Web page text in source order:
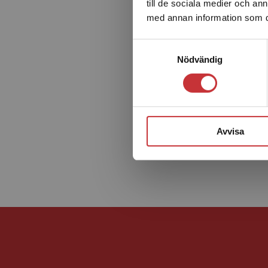
till de sociala medier och
med annan information som
Nödvändig
Avvisa